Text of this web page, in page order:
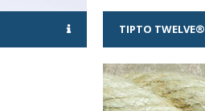
TIPTO TWELVE®